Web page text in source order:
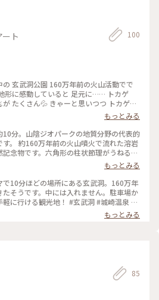
ト 100
万年前の火山活動でで
形に感動していると 足元に…… トカゲ
ゃーと思いつつ トカゲに
むという伝えを 思い出しふふふふふ😏😏
玄武洞で トカゲさんに迎えられ 幸先良い
記念物#新緑#ゴールデンウィーク#Myこ
もっとみる
10分。山陰ジオパークの地質分野の代表的
す。 約160万年前の火山噴火で流れた溶岩
念物です。六角形の柱状節理がうねるよ
形は、目の前に立つと息を呑む迫力です。
らは一番長い柱状節理が見られる青龍洞
景色も美しいです。 今年の春に出来たば
とレストラン、お土産物屋さんも充実した
ストランは、ランチやスイーツも美味し
むテラス席に座れば運が良ければコウノト
できるようです。 私はこのレストランを予
の時期に行かれると綺麗なあじさいと荘厳
めてお得だと思います。 #緑あふれる #
ことりっぷ兵庫 #豊岡市 #玄武洞 #山陰ジオパーク #城崎温泉
もっとみる
で10分ほどの場所にある玄武洞。160万年
たそうです。中には入れません。駐車場か
軽に行ける観光地！ #玄武洞 #城崎温泉 #
もっとみる
85